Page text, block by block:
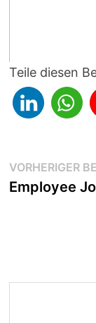
Teile diesen
VORHERIGER
Employee